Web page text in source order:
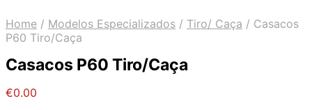
Home / Modelos Especializados / Tiro/ Caça / Casacos
P60 Tiro/Caça
Casacos P60 Tiro/Caça
€0.00